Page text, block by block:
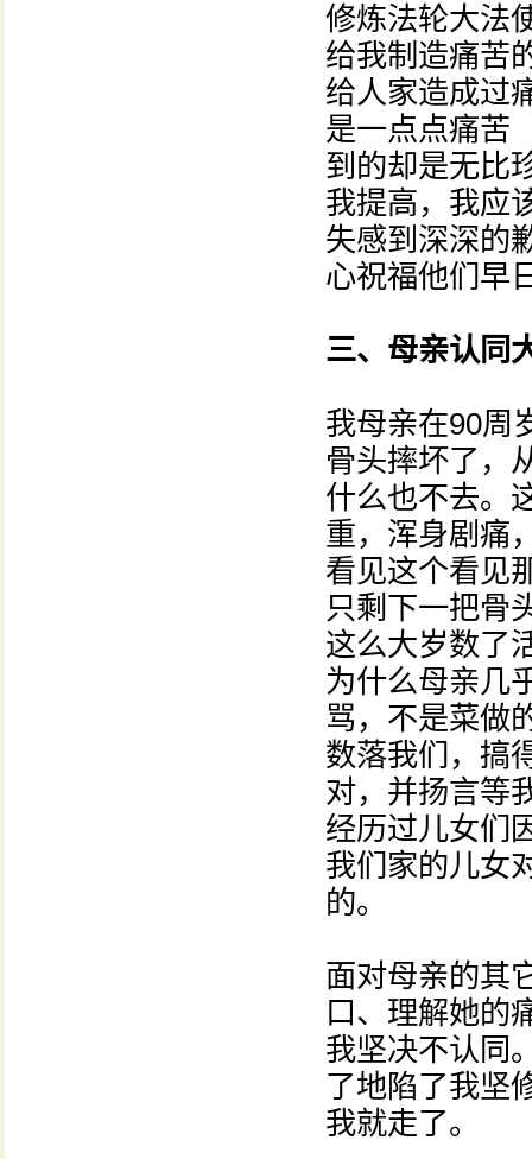
修炼法轮大法
给我制造痛苦
给人家造成过
是一点点痛苦
到的却是无比
我提高，我应
失感到深深的
心祝福他们早
三、母亲认同
我母亲在90周
骨头摔坏了，
什么也不去。
重，浑身剧痛
看见这个看见
只剩下一把骨
这么大岁数了
为什么母亲几
骂，不是菜做
数落我们，搞
对，并扬言等
经历过儿女们
我们家的儿女
的。
面对母亲的其
口、理解她的
我坚决不认同
了地陷了我坚
我就走了。